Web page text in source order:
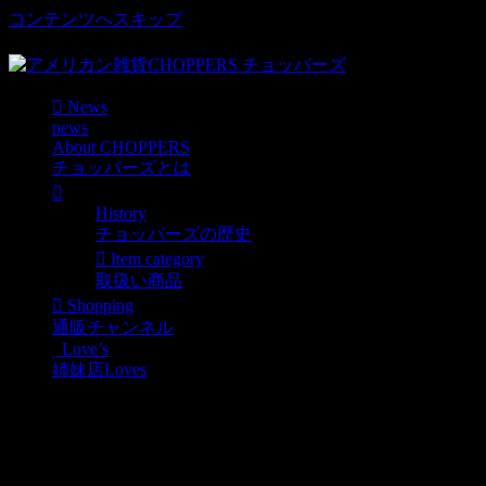
コンテンツへスキップ
News
news
About CHOPPERS
チョッパーズとは
History
チョッパーズの歴史
Item category
取扱い商品
Shopping
通販チャンネル
Love’s
姉妹店Loves